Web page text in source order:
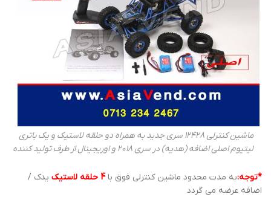
ماشین کنترلی 12428 سری جدید به همراه دو حلقه لاستیک و یک باتری
لیتیوم اصلی اضافه (هدیه) در سری 2018 و اوریجینال از طرف تولید کننده
*توجه:به مدت محدود ماشین کنترلی فوق با 4 حلقه لاستیک
یدک /
اضافه عرضه می گردد